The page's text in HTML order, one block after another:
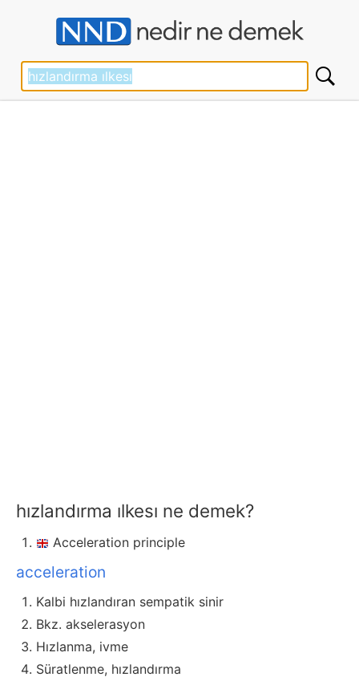
hızlandırma ılkesı ne demek?
Acceleration principle
acceleration
Kalbi hızlandıran sempatik sinir
Bkz. akselerasyon
Hızlanma, ivme
Süratlenme, hızlandırma